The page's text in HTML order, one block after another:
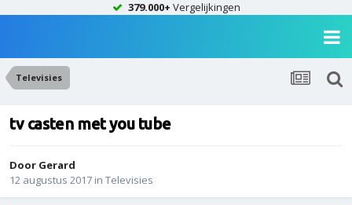
379.000+ Vergelijkingen
Televisies
tv casten met you tube
Door Gerard
12 augustus 2017 in Televisies